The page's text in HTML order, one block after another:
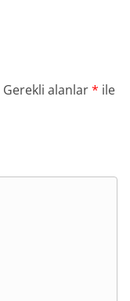
Gerekli alanlar* ile